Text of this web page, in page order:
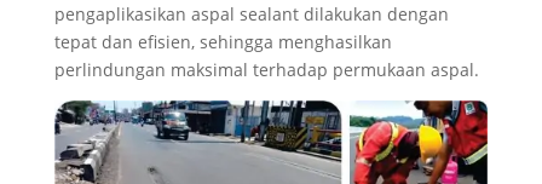
pengaplikasikan aspal sealant dilakukan dengan
tepat dan efisien, sehingga menghasilkan
perlindungan maksimal terhadap permukaan aspal.